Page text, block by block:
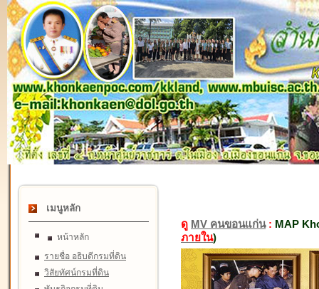
เมนูหลัก
หน้าหลัก
รายชื่อ อธิบดีกรมที่ดิน
วิสัยทัศน์กรมที่ดิน
ดู MV คนขอนแก่น: MAP
ภายใน)